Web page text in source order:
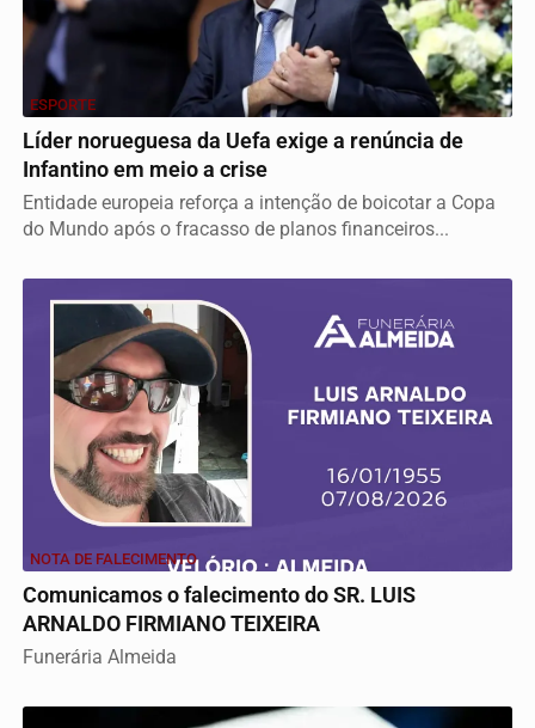
ESPORTE
Líder norueguesa da Uefa exige a renúncia de
Infantino em meio a crise
Entidade europeia reforça a intenção de boicotar a Copa
do Mundo após o fracasso de planos financeiros...
NOTA DE FALECIMENTO
Comunicamos o falecimento do SR. LUIS
ARNALDO FIRMIANO TEIXEIRA
Funerária Almeida